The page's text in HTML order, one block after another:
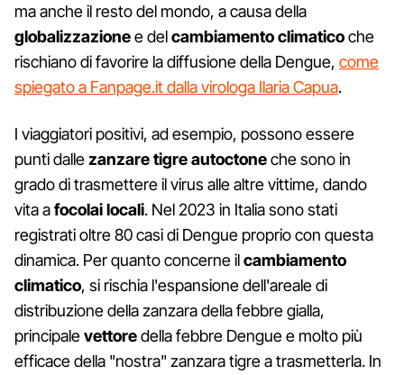
ma anche il resto del mondo, a causa della
globalizzazionee delcambiamento climaticoche
rischiano di favorire la diffusione della Dengue, come
spiegato a Fanpage.it dalla virologa Ilaria Capua.
I viaggiatori positivi, ad esempio, possono essere
punti dallezanzare tigre autoctoneche sono in
grado di trasmettere il virus alle altre vittime, dando
vita afocolai locali. Nel 2023 in Italia sono stati
registrati oltre 80 casi di Dengue proprio con questa
dinamica. Per quanto concerne ilcambiamento
climatico, si rischia l'espansione dell'areale di
distribuzione della zanzara della febbre gialla,
principalevettoredella febbre Dengue e molto più
efficace della "nostra" zanzara tigre a trasmetterla. In